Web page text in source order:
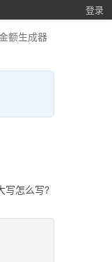
登录
额生成器
写怎么写?